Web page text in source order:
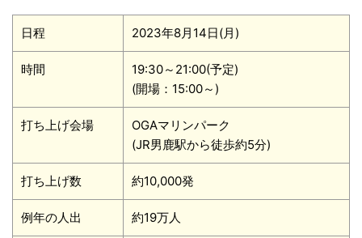
日程 2023年8月14日(月)
時間
19:30～21:00(予定)
(開場：15:00～)
打ち上げ会場
OGAマリンパーク
(JR男鹿駅から徒歩約5分)
打ち上げ数 約10,000発
例年の人出 約19万人